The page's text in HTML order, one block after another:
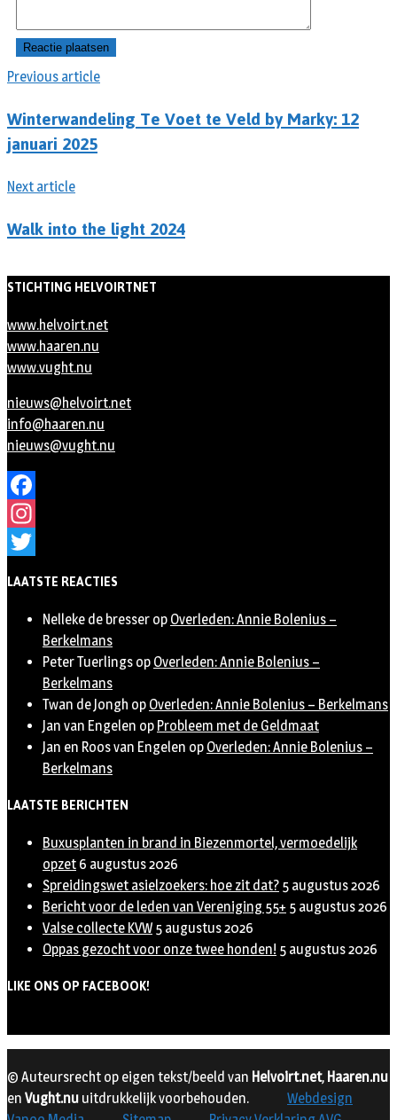
Previous article
Winterwandeling Te Voet te Veld by Marky: 12
januari 2025
Next article
Walk into the light 2024
STICHTING HELVOIRTNET
www.helvoirt.net
www.haaren.nu
www.vught.nu
nieuws@helvoirt.net
info@haaren.nu
nieuws@vught.nu
Facebook
Instagram
LAATSTE REACTIES
Nelleke de bresser op Overleden: Annie Bolenius –
Berkelmans
Peter Tuerlings op Overleden: Annie Bolenius –
Berkelmans
Twan de Jongh op Overleden: Annie Bolenius – Berkelmans
Jan van Engelen op Probleem met de Geldmaat
Jan en Roos van Engelen op Overleden: Annie Bolenius –
Berkelmans
LAATSTE BERICHTEN
Buxusplanten in brand in Biezenmortel, vermoedelijk
opzet 6 augustus 2026
Spreidingswet asielzoekers: hoe zit dat? 5 augustus 2026
Bericht voor de leden van Vereniging 55+ 5 augustus 2026
Valse collecte KVW 5 augustus 2026
Oppas gezocht voor onze twee honden! 5 augustus 2026
LIKE ONS OP FACEBOOK!
© Auteursrecht op eigen tekst/beeld van Helvoirt.net, Haaren.nu
en Vught.nu uitdrukkelijk voorbehouden.
Webdesign